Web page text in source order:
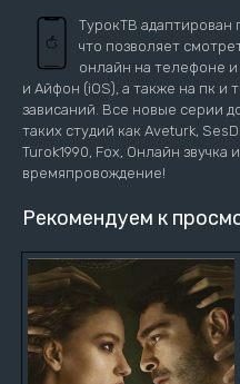
ТурокТВ
что позволяет
онлайн на телефоне
и Айфон (iOS), а также на пк и
зависаний. Все новые серии
таких студий как Aveturk,
Turok1990, Fox, Онлайн
времяпровождение!
Рекомендуем к